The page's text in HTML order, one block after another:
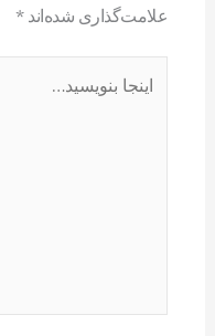
علامت‌گذاری شده‌اند*
بنویسید…